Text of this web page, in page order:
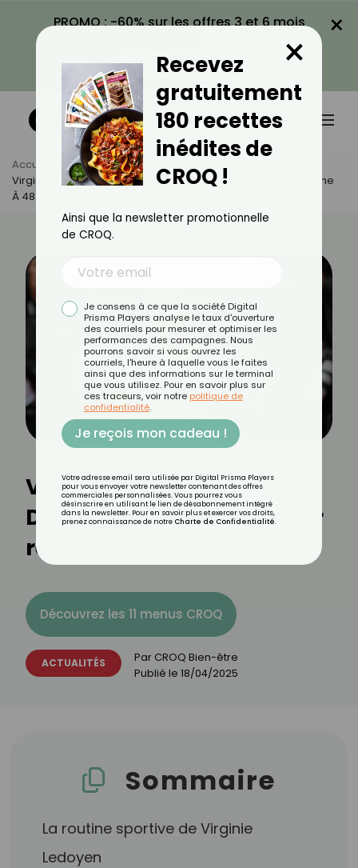
PROMO : -60% sur les offres 3 et 6 mois
VOIR LA PROMO
×
Accueil Actus
Actualités
Virginie Ledoyen : Découvrez Son Secret Pour Rester En Forme
À 48 Ans !
Virginie Ledoyen :
Découvrez son secret pour
rester en forme à 48 ans !
Découvrez les 11 menus CROQ
ACTUALITÉS Par CROQ Bien-être
Publié le 18/04/2025
Sommaire
La routine sportive de Virginie
Ledoyen
Recevez
gratuitement
180 recettes
inédites de
CROQ !
×
Ainsi que la newsletter promotionnelle
de CROQ.
Je consens à ce que la société Digital
Prisma Players analyse le taux d'ouverture
des courriels pour mesurer et optimiser les
performances des campagnes. Nous
pourrons savoir si vous ouvrez les
courriels, l'heure à laquelle vous le faites
ainsi que des informations sur le terminal
que vous utilisez. Pour en savoir plus sur
ces traceurs, voir notre politique de
confidentialité.
Je reçois mon cadeau !
Votre adresse email sera utilisée par Digital Prisma Players
pour vous envoyer votre newsletter contenant des offres
commerciales personnalisées. Vous pourrez vous
désinscrire en utilisant le lien de désabonnement intégré
dans la newsletter. Pour en savoir plus et exercer vos droits,
prenez connaissance de notre Charte de Confidentialité.